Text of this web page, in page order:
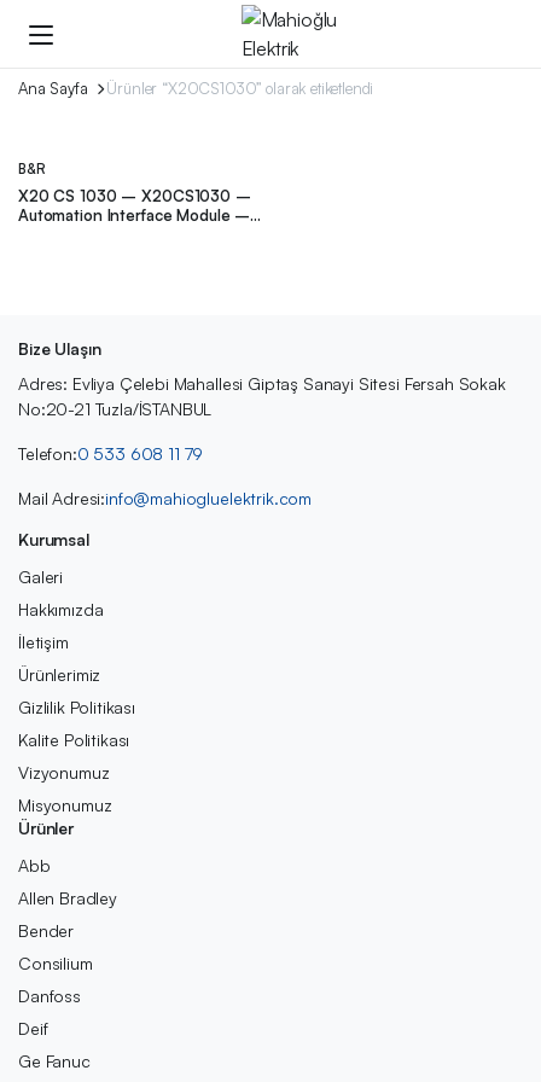
Ana Sayfa Ürünler “X20CS1030” olarak etiketlendi
B&R
X20 CS 1030 – X20CS1030 –
Automation Interface Module –
Bize Ulaşın
Adres: Evliya Çelebi Mahallesi Giptaş Sanayi Sitesi Fersah Sokak
No:20-21 Tuzla/İSTANBUL
Telefon:0 533 608 11 79
Mail Adresi:info@mahiogluelektrik.com
Kurumsal
Galeri
Hakkımızda
İletişim
Ürünlerimiz
Gizlilik Politikası
Kalite Politikası
Vizyonumuz
Misyonumuz
Ürünler
Abb
Allen Bradley
Bender
Consilium
Danfoss
Deif
Ge Fanuc